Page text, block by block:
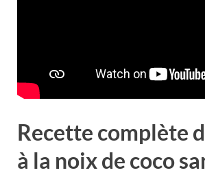
Recette complète
à la noix de coco